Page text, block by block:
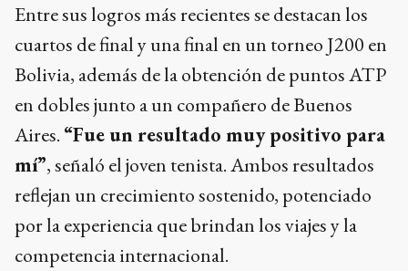
Entre sus logros más recientes se destacan los
cuartos de final y una final en un torneo J200 en
Bolivia, además de la obtención de puntos ATP
en dobles junto a un compañero de Buenos
Aires. “Fue un resultado muy positivo para
mí”, señaló el joven tenista. Ambos resultados
reflejan un crecimiento sostenido, potenciado
por la experiencia que brindan los viajes y la
competencia internacional.